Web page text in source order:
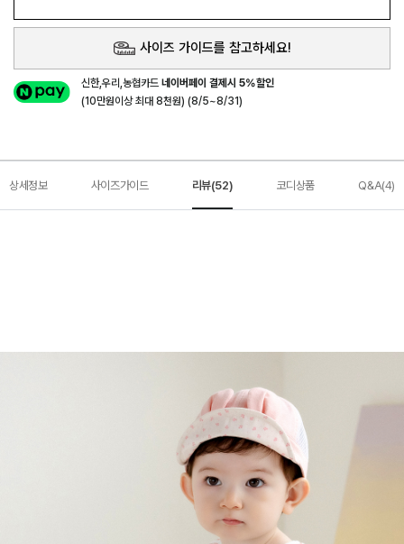
사이즈 가이드를 참고하세요!
신한,우리,농협카드네이버페이 결제시 5%할인
(10만원이상 최대 8천원) (8/5~8/31)
상세정보 사이즈가이드 리뷰(52) 코디상품 Q&A(4)